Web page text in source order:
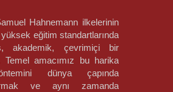
Hahnemann ilkelerinin
yüksek eğitim standartlarında
akademik, çevrimiçi bir
Temel amacımız bu harika
dünya çapında
ve aynı zamanda